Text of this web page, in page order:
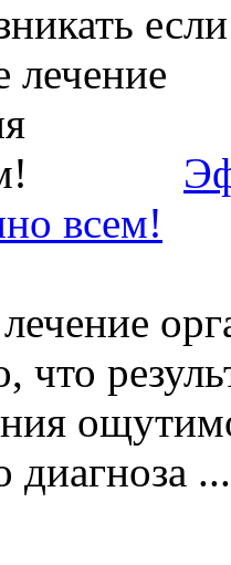
всем!
что
диагноза ...